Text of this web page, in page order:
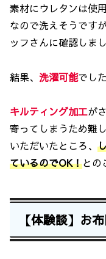
素材にウレタンは使
なので洗えそうです
ッフさんに確認しまし
結果、 洗濯可能でし
キルティング加工が
寄ってしまうため難
いただいたところ、
ているのでOK！との
【体験談】お